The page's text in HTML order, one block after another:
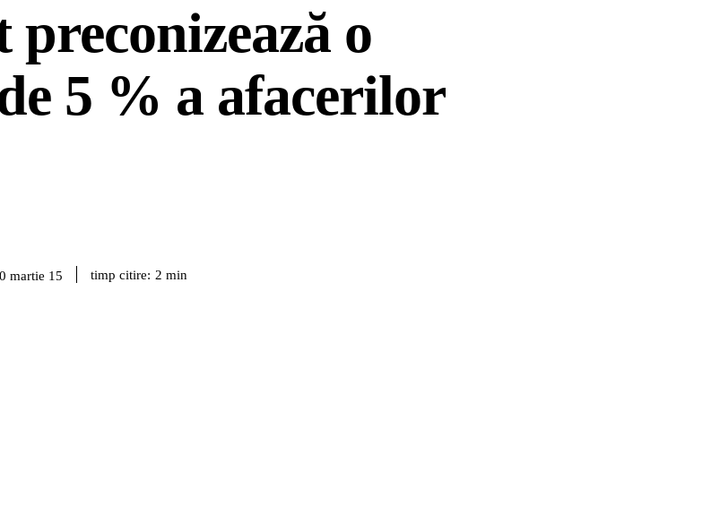
preconizează o
5 % a afacerilor
martie 15 timp citire: 2 min